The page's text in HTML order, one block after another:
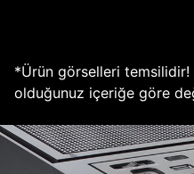
*Ürün görselleri temsilidir!
olduğunuz içeriğe göre